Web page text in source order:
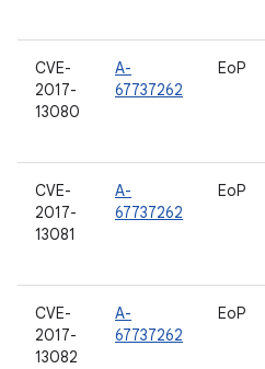
CVE-
2017-
13080
A-
67737262
EoP
CVE-
2017-
13081
A-
67737262
EoP
CVE-
2017-
13082
A-
67737262
EoP